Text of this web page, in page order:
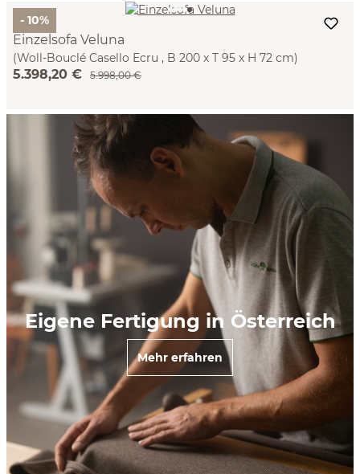
- 10%
Einzelsofa Veluna
(Woll-Bouclé Casello Ecru , B 200 x T 95 x H 72 cm)
5.398,20 € 5.998,00 €
Eigene Fertigung in Österreich
Mehr erfahren